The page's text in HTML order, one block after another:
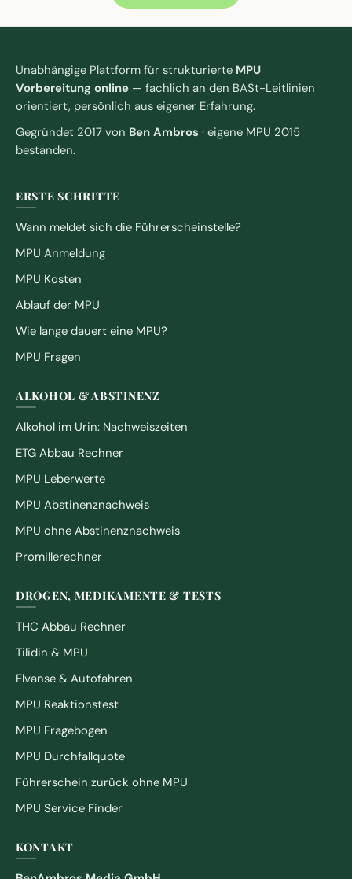
Unabhängige Plattform für strukturierte MPU
Vorbereitung online — fachlich an den BASt-Leitlinien
orientiert, persönlich aus eigener Erfahrung.
Gegründet 2017 von Ben Ambros · eigene MPU 2015
bestanden.
ERSTE SCHRITTE
Wann meldet sich die Führerscheinstelle?
MPU Anmeldung
MPU Kosten
Ablauf der MPU
Wie lange dauert eine MPU?
MPU Fragen
ALKOHOL & ABSTINENZ
Alkohol im Urin: Nachweiszeiten
ETG Abbau Rechner
MPU Leberwerte
MPU Abstinenznachweis
MPU ohne Abstinenznachweis
Promillerechner
DROGEN, MEDIKAMENTE & TESTS
THC Abbau Rechner
Tilidin & MPU
Elvanse & Autofahren
MPU Reaktionstest
MPU Fragebogen
MPU Durchfallquote
Führerschein zurück ohne MPU
MPU Service Finder
KONTAKT